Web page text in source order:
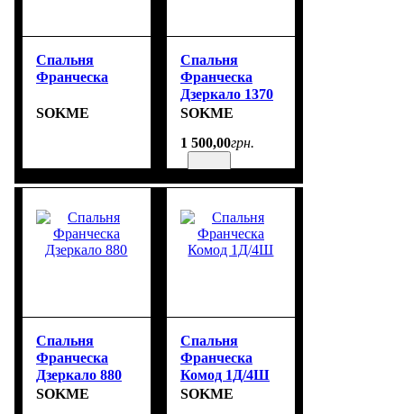
Спальня
Франческа
SOKME
Спальня
Франческа
Дзеркало 1370
SOKME
1 500,00грн.
Спальня
Франческа
Дзеркало 880
SOKME
Спальня
Франческа
Комод 1Д/4Ш
SOKME